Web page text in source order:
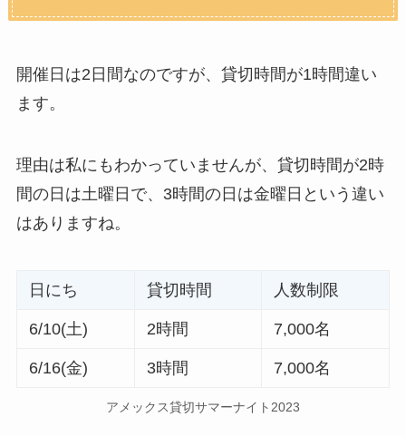
開催日は2日間なのですが、貸切時間が1時間違い
ます。
理由は私にもわかっていませんが、貸切時間が2時
間の日は土曜日で、3時間の日は金曜日という違い
はありますね。
日にち 貸切時間 人数制限
6/10(土) 2時間 7,000名
6/16(金) 3時間 7,000名
アメックス貸切サマーナイト2023